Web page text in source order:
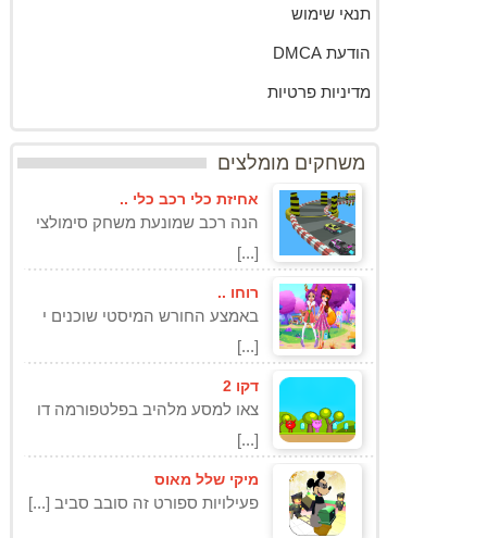
תנאי שימוש
הודעת DMCA
מדיניות פרטיות
משחקים מומלצים
אחיזת כלי רכב כלי ..
הנה רכב שמונעת משחק סימולצי
[...]
רוחו ..
באמצע החורש המיסטי שוכנים י
[...]
דקו 2
צאו למסע מלהיב בפלטפורמה דו
[...]
מיקי שלל מאוס
פעילויות ספורט זה סובב סביב [...]